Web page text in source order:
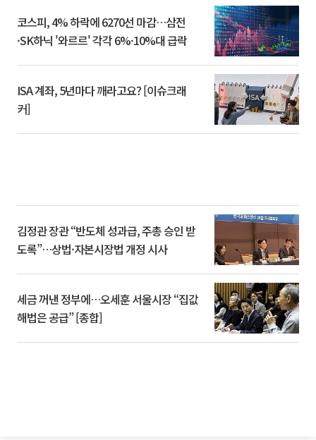
코스피, 4% 하락에 6270선 마감…삼전
·SK하닉 '와르르' 각각 6%·10%대 급락
ISA 계좌, 5년마다 깨라고요? [이슈크래
커]
김정관 장관 “반도체 성과급, 주총 승인 받
도록”…상법·자본시장법 개정 시사
세금 꺼낸 정부에…오세훈 서울시장 “집값
해법은 공급” [종합]